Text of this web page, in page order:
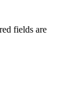
fields are